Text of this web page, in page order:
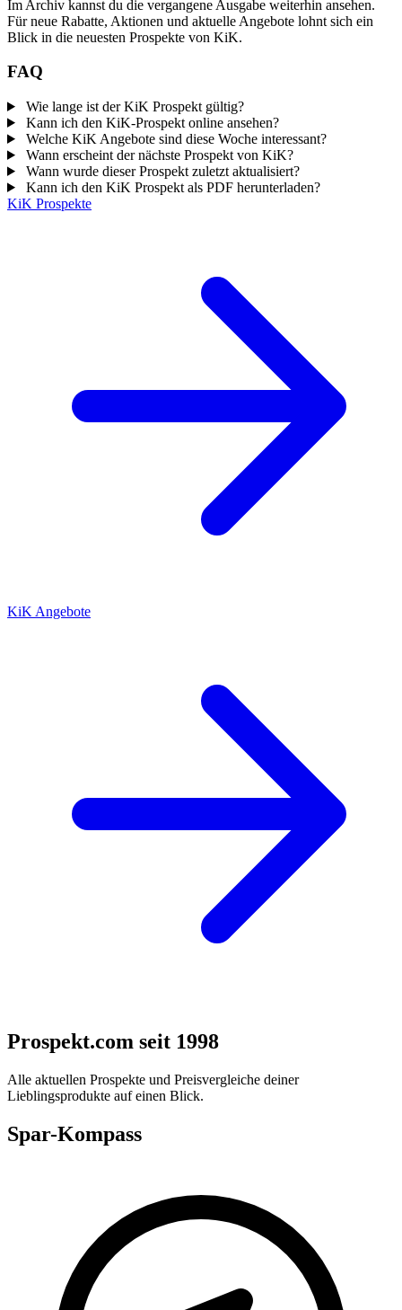
Im Archiv kannst du die vergangene Ausgabe weiterhin ansehen.
Für neue Rabatte, Aktionen und aktuelle Angebote lohnt sich ein
Blick in die neuesten Prospekte von KiK.
FAQ
Wie lange ist der KiK Prospekt gültig?
Kann ich den KiK-Prospekt online ansehen?
Welche KiK Angebote sind diese Woche interessant?
Wann erscheint der nächste Prospekt von KiK?
Wann wurde dieser Prospekt zuletzt aktualisiert?
Kann ich den KiK Prospekt als PDF herunterladen?
KiK Prospekte
KiK Angebote
Prospekt.com seit 1998
Alle aktuellen Prospekte und Preisvergleiche deiner
Lieblingsprodukte auf einen Blick.
Spar-Kompass